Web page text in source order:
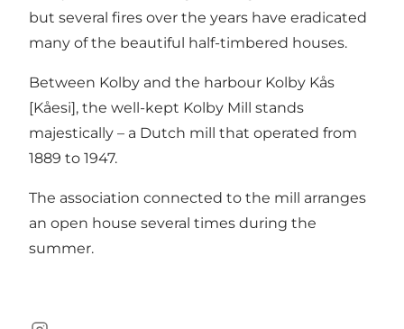
but several fires over the years have eradicated
many of the beautiful half-timbered houses.
Between Kolby and the harbour Kolby Kås
[Kåesi], the well-kept Kolby Mill stands
majestically – a Dutch mill that operated from
1889 to 1947.
The association connected to the mill arranges
an open house several times during the
summer.